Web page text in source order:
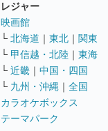
レジャー
映画館
└ 北海道 ｜ 東北 ｜ 関東
└ 甲信越・北陸 ｜ 東海
└ 近畿 ｜ 中国・四国
└ 九州・沖縄 ｜ 全国
カラオケボックス
テーマパーク